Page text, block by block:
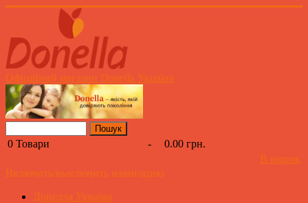
Офіційний магазин Donella Україна
0 Товари -
0.00 грн.
В кошик
Включить/выключить навигацию
Донелла Україна